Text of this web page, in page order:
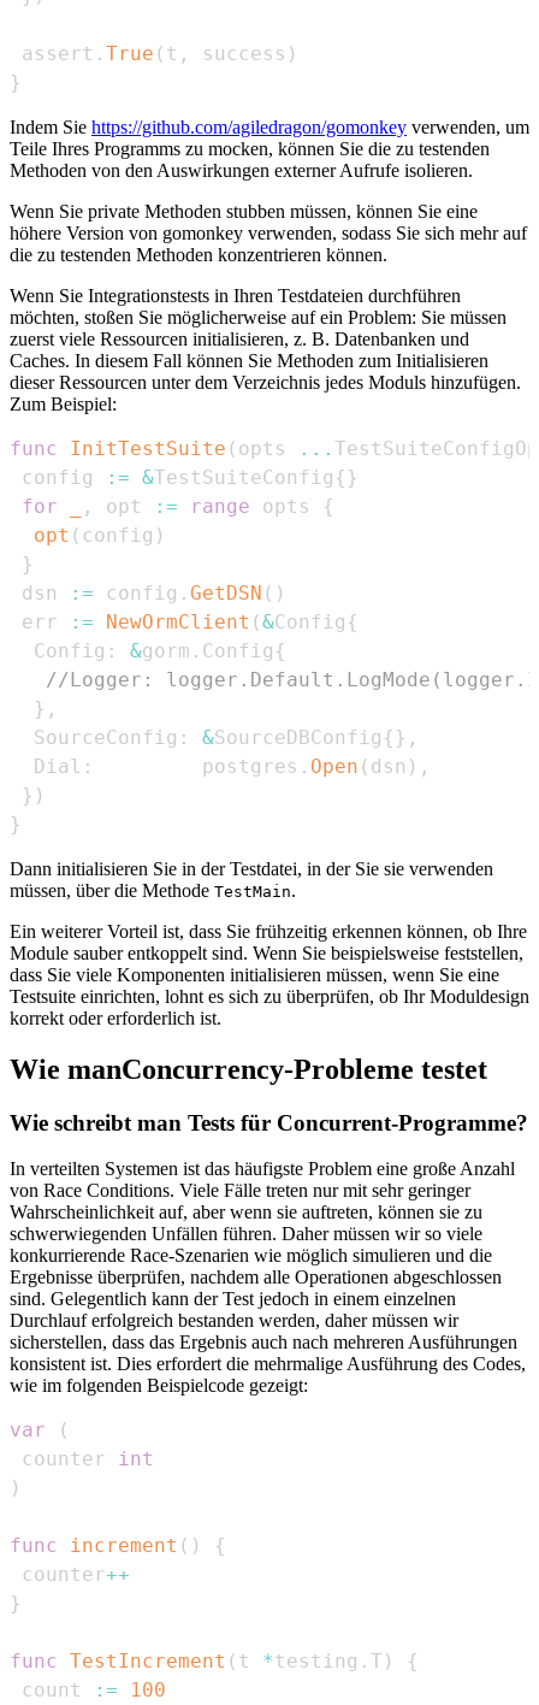
assert . True ( t , success )
}
Indem Sie https://github.com/agiledragon/gomonkey verwenden, um
Teile Ihres Programms zu mocken, können Sie die zu testenden
Methoden von den Auswirkungen externer Aufrufe isolieren.
Wenn Sie private Methoden stubben müssen, können Sie eine
höhere Version von gomonkey verwenden, sodass Sie sich mehr auf
die zu testenden Methoden konzentrieren können.
Wenn Sie Integrationstests in Ihren Testdateien durchführen
möchten, stoßen Sie möglicherweise auf ein Problem: Sie müssen
zuerst viele Ressourcen initialisieren, z. B. Datenbanken und
Caches. In diesem Fall können Sie Methoden zum Initialisieren
dieser Ressourcen unter dem Verzeichnis jedes Moduls hinzufügen.
Zum Beispiel:
func InitTestSuite ( opts ...
config
:= &TestSuiteConfig { }
for
, opt := range opts
{
opt ( config )
}
dsn
:= config . GetDSN ( )
err
:= NewOrmClient (&Config {
  Config
: &gorm . Config {
//Logger:
} ,
  SourceConfig
: &SourceDBConfig { } ,
  Dial
:
         postgres
. Open ( dsn ) ,
} )
}
Dann initialisieren Sie in der Testdatei, in der Sie sie verwenden
müssen, über die Methode TestMain.
Ein weiterer Vorteil ist, dass Sie frühzeitig erkennen können, ob Ihre
Module sauber entkoppelt sind. Wenn Sie beispielsweise feststellen,
dass Sie viele Komponenten initialisieren müssen, wenn Sie eine
Testsuite einrichten, lohnt es sich zu überprüfen, ob Ihr Moduldesign
korrekt oder erforderlich ist.
Wie manConcurrency-Probleme testet
Wie schreibt man Tests für Concurrent-Programme?
In verteilten Systemen ist das häufigste Problem eine große Anzahl
von Race Conditions. Viele Fälle treten nur mit sehr geringer
Wahrscheinlichkeit auf, aber wenn sie auftreten, können sie zu
schwerwiegenden Unfällen führen. Daher müssen wir so viele
konkurrierende Race-Szenarien wie möglich simulieren und die
Ergebnisse überprüfen, nachdem alle Operationen abgeschlossen
sind. Gelegentlich kann der Test jedoch in einem einzelnen
Durchlauf erfolgreich bestanden werden, daher müssen wir
sicherstellen, dass das Ergebnis auch nach mehreren Ausführungen
konsistent ist. Dies erfordert die mehrmalige Ausführung des Codes,
wie im folgenden Beispielcode gezeigt:
var
(
counter int
)
func increment ( )
{
counter++
}
func TestIncrement ( t *testing . T )
{
count
:=
100